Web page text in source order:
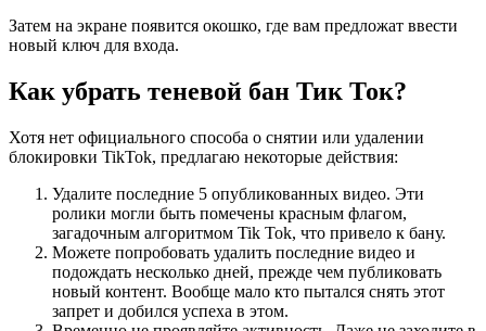
Затем на экране появится окошко, где вам предложат ввести
новый ключ для входа.
Как убрать теневой бан Тик Ток?
Хотя нет официального способа о снятии или удалении
блокировки TikTok, предлагаю некоторые действия:
Удалите последние 5 опубликованных видео. Эти
ролики могли быть помечены красным флагом,
загадочным алгоритмом Tik Tok, что привело к бану.
Можете попробовать удалить последние видео и
подождать несколько дней, прежде чем публиковать
новый контент. Вообще мало кто пытался снять этот
запрет и добился успеха в этом.